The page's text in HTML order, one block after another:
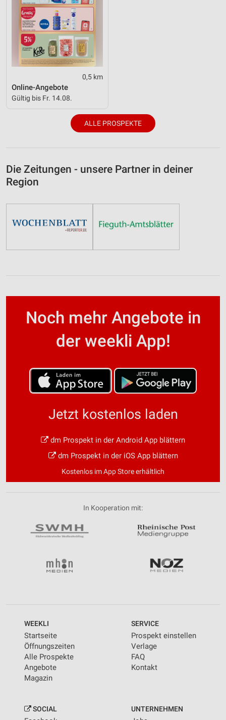
0,5 km
Online-Angebote
Gültig bis Fr. 14.08.
ALLE PROSPEKTE
Die Zeitungen - unsere Partner in deiner
Region
Noch mehr Angebote in
der weekli App!
Jetzt kostenlos laden
dm Prospekt in der Android App blättern
dm Prospekt in der iOS App blättern
Kostenlos im App Store erhältlich
In Kooperation mit:
WEEKLI
Startseite
Öffnungszeiten
Alle Prospekte
Angebote
Magazin
SERVICE
Prospekt einstellen
Verlage
FAQ
Kontakt
SOCIAL UNTERNEHMEN